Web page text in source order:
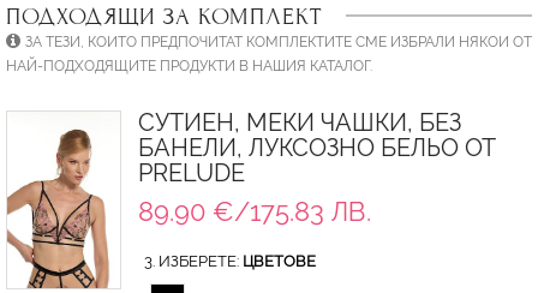
ПОДХОДЯЩИ ЗА КОМПЛЕКТ
ЗА ТЕЗИ, КОИТО ПРЕДПОЧИТАТ КОМПЛЕКТИТЕ СМЕ ИЗБРАЛИ НЯКОИ ОТ
НАЙ-ПОДХОДЯЩИТЕ ПРОДУКТИ В НАШИЯ КАТАЛОГ.
СУТИЕН, МЕКИ ЧАШКИ, БЕЗ
БАНЕЛИ, ЛУКСОЗНО БЕЛЬО ОТ
PRELUDE
89.90 €/175.83 ЛВ.
3. ИЗБЕРЕТЕ: ЦВЕТОВЕ